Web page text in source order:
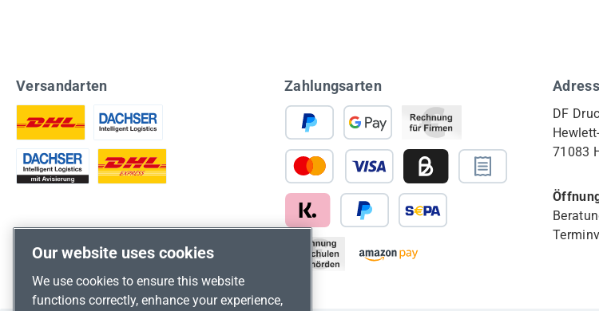
Versandarten Zahlungsarten
DF
71083
Our website uses cookies
We use cookies to ensure this website
functions correctly, enhance your experience,